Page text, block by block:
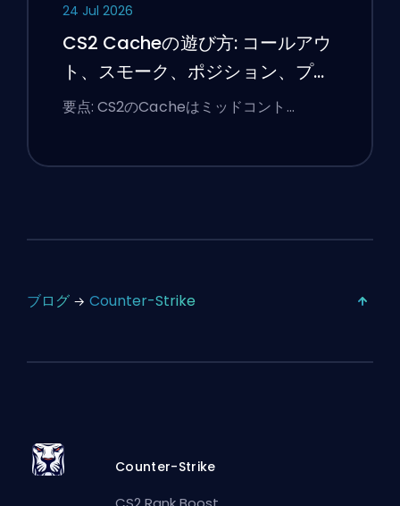
24 Jul 2026
CS2 Cacheの遊び方: コールアウ
ト、スモーク、ポジション、プレ
ミアのヒント
要点: CS2のCacheはミッドコント…
ブログ Counter-Strike
Counter-Strike